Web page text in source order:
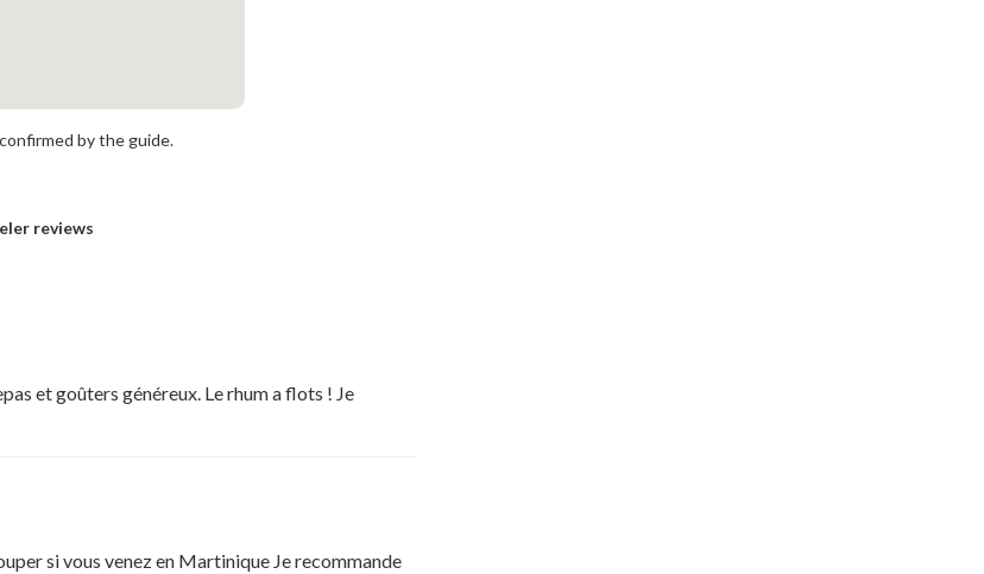
by the guide.
reviews
et goûters généreux. Le rhum a flots ! Je
si vous venez en Martinique Je recommande